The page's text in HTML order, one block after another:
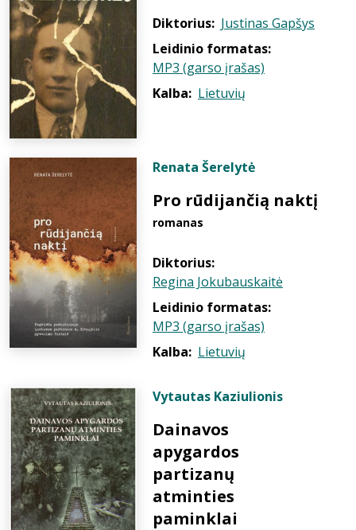
Diktorius: Justinas Gapšys
Leidinio formatas:
MP3 (garso įrašas)
Kalba: Lietuvių
Renata Šerelytė
Pro rūdijančią naktį
romanas
Diktorius:
Regina Jokubauskaitė
Leidinio formatas:
MP3 (garso įrašas)
Kalba: Lietuvių
Vytautas Kaziulionis
Dainavos
apygardos
partizanų
atminties
paminklai